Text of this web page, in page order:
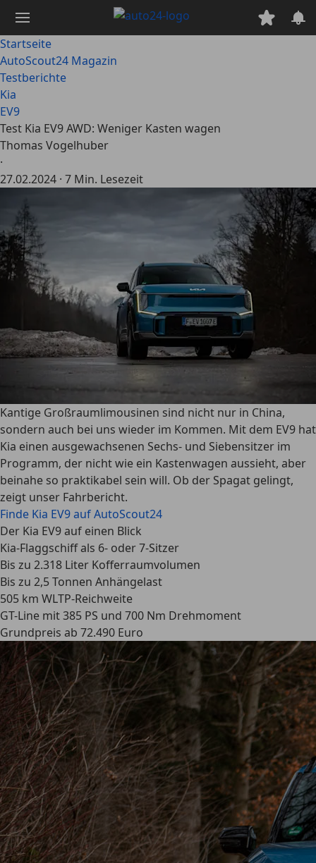
Hauptinhalt
springen
Startseite
AutoScout24 Magazin
Testberichte
Kia
EV9
Test Kia EV9 AWD: Weniger Kasten wagen
Thomas Vogelhuber
·
27.02.2024 · 7 Min. Lesezeit
Kantige Großraumlimousinen sind nicht nur in China,
sondern auch bei uns wieder im Kommen. Mit dem EV9 hat
Kia einen ausgewachsenen Sechs- und Siebensitzer im
Programm, der nicht wie ein Kastenwagen aussieht, aber
beinahe so praktikabel sein will. Ob der Spagat gelingt,
zeigt unser Fahrbericht.
Finde Kia EV9 auf AutoScout24
Der Kia EV9 auf einen Blick
Kia-Flaggschiff als 6- oder 7-Sitzer
Bis zu 2.318 Liter Kofferraumvolumen
Bis zu 2,5 Tonnen Anhängelast
505 km WLTP-Reichweite
GT-Line mit 385 PS und 700 Nm Drehmoment
Grundpreis ab 72.490 Euro